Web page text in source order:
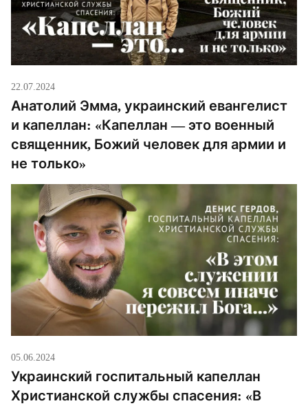
22.07.2024
Анатолий Эмма, украинский евангелист
и капеллан: «Капеллан — это военный
священник, Божий человек для армии и
не только»
05.06.2024
Украинский госпитальный капеллан
Христианской службы спасения: «В